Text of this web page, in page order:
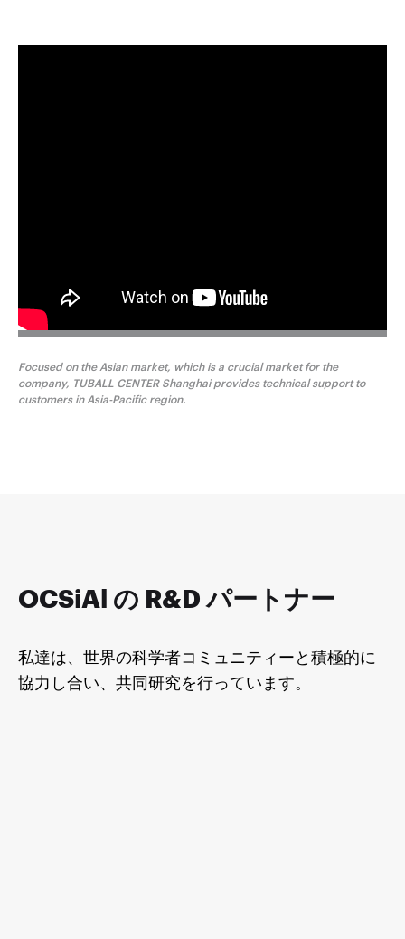
Focused on the Asian market, which is a crucial market for the
company, TUBALL CENTER Shanghai provides technical support to
customers in Asia-Pacific region.
OCSiAl の R&D パートナー
私達は、世界の科学者コミュニティーと積極的に
協力し合い、共同研究を行っています。